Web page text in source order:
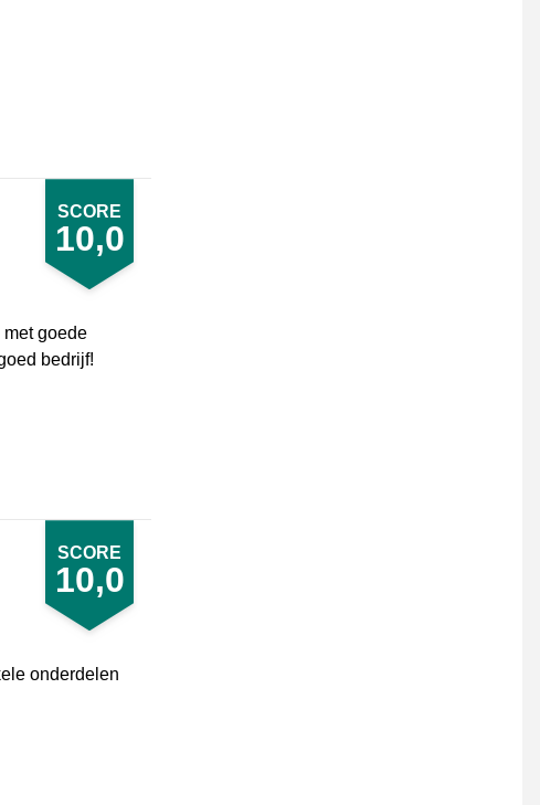
SCORE
10,0
goede
bedrijf!
SCORE
10,0
onderdelen